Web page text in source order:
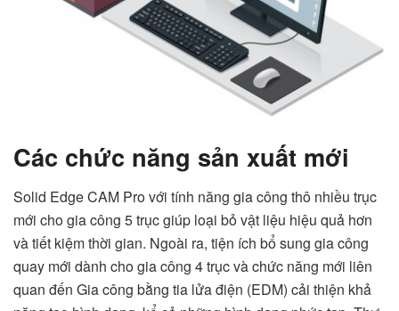
Các chức năng sản xuất mới
Solid Edge CAM Pro với tính năng gia công thô nhiều trục
mới cho gia công 5 trục giúp loại bỏ vật liệu hiệu quả hơn
và tiết kiệm thời gian. Ngoài ra, tiện ích bổ sung gia công
quay mới dành cho gia công 4 trục và chức năng mới liên
quan đến Gia công bằng tia lửa điện (EDM) cải thiện khả